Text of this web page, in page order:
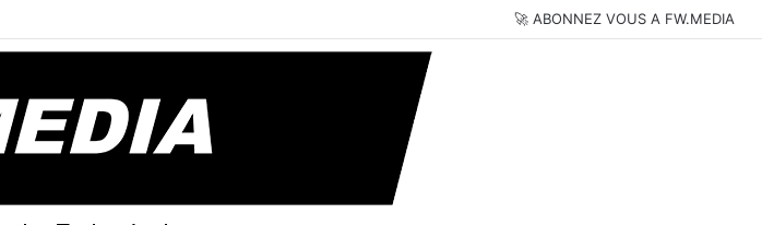
🚀 ABONNEZ VOUS A FW.MEDIA